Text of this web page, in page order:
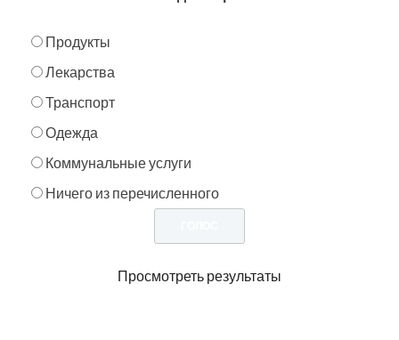
Продукты
Лекарства
Транспорт
Одежда
Коммунальные услуги
Ничего из перечисленного
Просмотреть результаты